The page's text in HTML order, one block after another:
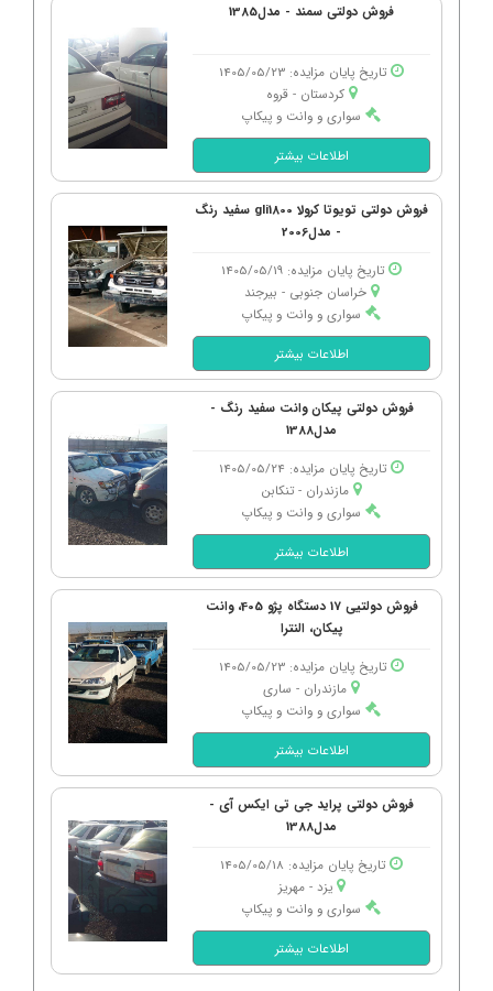
فروش دولتی سمند - مدل1385
تاریخ پایان مزایده: 1405/05/23
کردستان - قروه
سواری و وانت و پیکاپ
اطلاعات بیشتر
فروش دولتی تویوتا کرولا gli1800 سفید رنگ
- مدل2006
تاریخ پایان مزایده: 1405/05/19
خراسان جنوبی - بیرجند
سواری و وانت و پیکاپ
اطلاعات بیشتر
فروش دولتی پیکان وانت سفید رنگ -
مدل1388
تاریخ پایان مزایده: 1405/05/24
مازندران - تنكابن
سواری و وانت و پیکاپ
اطلاعات بیشتر
فروش دولتیی 17 دستگاه پژو 405، وانت
پیکان، النترا
تاریخ پایان مزایده: 1405/05/23
مازندران - ساری
سواری و وانت و پیکاپ
اطلاعات بیشتر
فروش دولتی پراید جی تی ایکس آی -
مدل1388
تاریخ پایان مزایده: 1405/05/18
یزد - مهریز
سواری و وانت و پیکاپ
اطلاعات بیشتر